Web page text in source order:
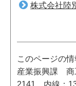
株式会社陸
このページの
産業振興課 商
2141
内線：